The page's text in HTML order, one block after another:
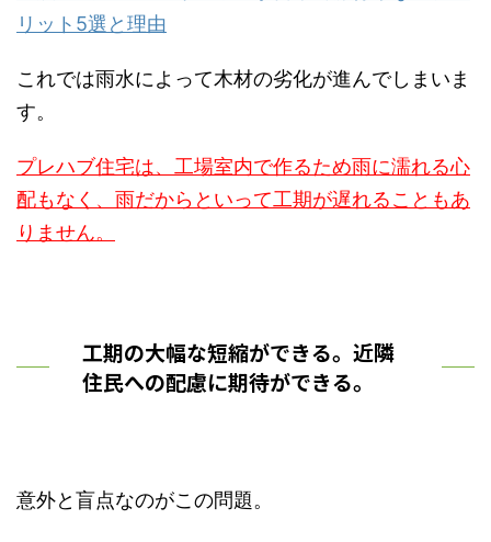
リット5選と理由
これでは雨水によって木材の劣化が進んでしまいま
す。
プレハブ住宅は、工場室内で作るため雨に濡れる心
配もなく、雨だからといって工期が遅れることもあ
りません。
工期の大幅な短縮ができる。近隣
住民への配慮に期待ができる。
意外と盲点なのがこの問題。